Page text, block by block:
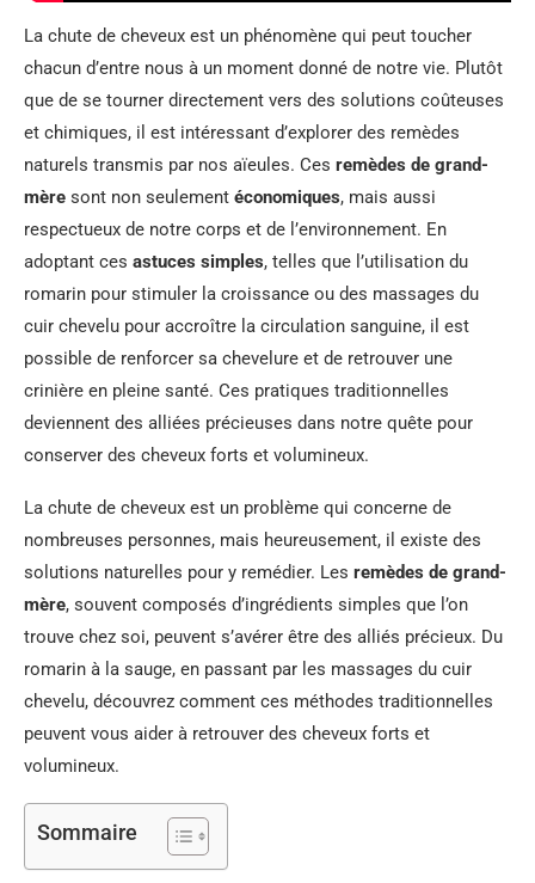
La chute de cheveux est un phénomène qui peut toucher
chacun d’entre nous à un moment donné de notre vie. Plutôt
que de se tourner directement vers des solutions coûteuses
et chimiques, il est intéressant d’explorer des remèdes
naturels transmis par nos aïeules. Ces remèdes de grand-
mère sont non seulement économiques, mais aussi
respectueux de notre corps et de l’environnement. En
adoptant ces astuces simples, telles que l’utilisation du
romarin pour stimuler la croissance ou des massages du
cuir chevelu pour accroître la circulation sanguine, il est
possible de renforcer sa chevelure et de retrouver une
crinière en pleine santé. Ces pratiques traditionnelles
deviennent des alliées précieuses dans notre quête pour
conserver des cheveux forts et volumineux.
La chute de cheveux est un problème qui concerne de
nombreuses personnes, mais heureusement, il existe des
solutions naturelles pour y remédier. Les remèdes de grand-
mère, souvent composés d’ingrédients simples que l’on
trouve chez soi, peuvent s’avérer être des alliés précieux. Du
romarin à la sauge, en passant par les massages du cuir
chevelu, découvrez comment ces méthodes traditionnelles
peuvent vous aider à retrouver des cheveux forts et
volumineux.
Sommaire